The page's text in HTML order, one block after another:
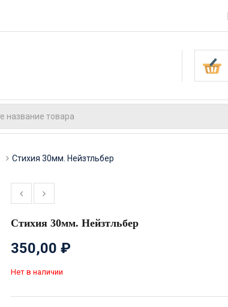
Стихия 30мм. Нейзтльбер
Стихия 30мм. Нейзтльбер
350,00 ₽
Нет в наличии